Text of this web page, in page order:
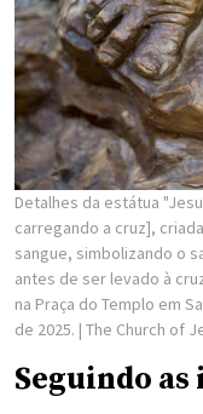
Detalhes da estátua
carregando a cruz],
sangue, simbolizando o
antes de ser levado à
na Praça do Templo em
de 2025. | The Church of
Seguindo